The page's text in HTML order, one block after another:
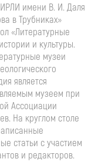
имени В. И. Даля
в Трубниках»
«Литературные
и культуры.
музеи
является
музеем при
Ассоциации
На круглом столе
статьи с участием
и редакторов.